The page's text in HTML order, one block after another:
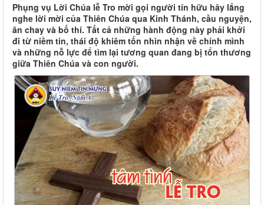
Phụng vụ Lời Chúa lễ Tro mời gọi người tín hữu hãy lắng
nghe lời mời của Thiên Chúa qua Kinh Thánh, cầu nguyện,
ăn chay và bố thí. Tất cả những hành động này phải khởi
đi từ niềm tin, thái độ khiêm tốn nhìn nhận về chính mình
và những nỗ lực để tìm lại tương quan đang bị tổn thương
giữa Thiên Chúa và con người.